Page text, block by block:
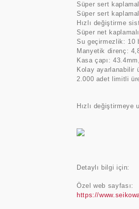
Süper sert
Süper sert
Hızlı değiştirme
Süper net
Su geçirmezlik: 10
Manyetik direnç:
Kasa çapı:
Kolay ayarlanabilir
2.000 adet limitli
Hızlı değiştirmeye
Detaylı bilgi için:
Özel web sayfası:
https://